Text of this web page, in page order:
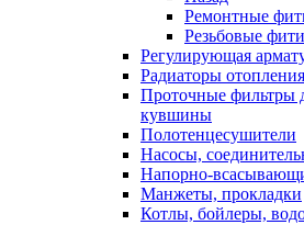
Ремонтные
Резьбовые
Регулирующая
Радиаторы
Проточные фильтры
кувшины
Полотенцесушители
Насосы,
Напорно-
Манжеты, прокладки
Котлы, бойлеры,